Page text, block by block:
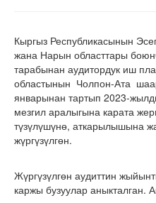
Кыргыз Республикасынын
жана Нарын областтары
тарабынан аудитордук иш
областынын Чолпон-Ата
январынан тартып 2023-
мезгил аралыгына карата
түзүлүшүнө, аткарылышына
жүргүзүлгөн.
Жүргүзүлгөн аудиттин
каржы бузуулар аныкталган.